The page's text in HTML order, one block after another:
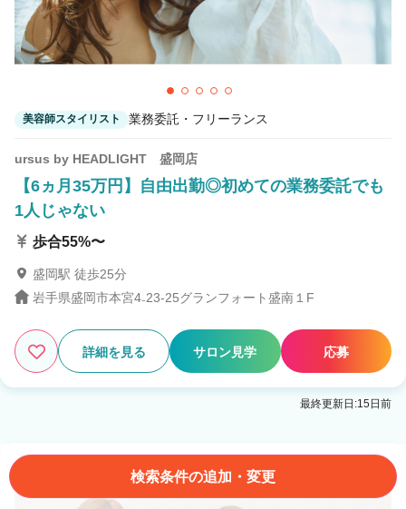
美容師スタイリスト 業務委託・フリーランス
ursus by HEADLIGHT 盛岡店
【6ヵ月35万円】自由出勤◎初めての業務委託でも
1人じゃない
歩合55%〜
盛岡駅 徒歩25分
岩手県盛岡市本宮4₋23‐25グランフォート盛南１F
詳細を見る サロン見学 応募
最終更新日:15日前
検索条件の追加・変更